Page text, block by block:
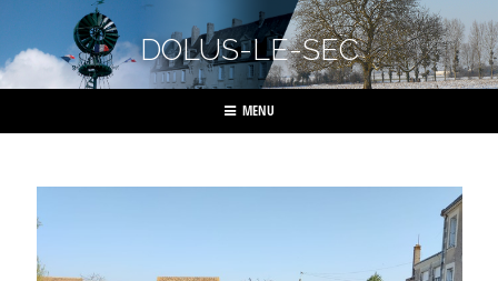
DOLUS-LE-SEC
MENU